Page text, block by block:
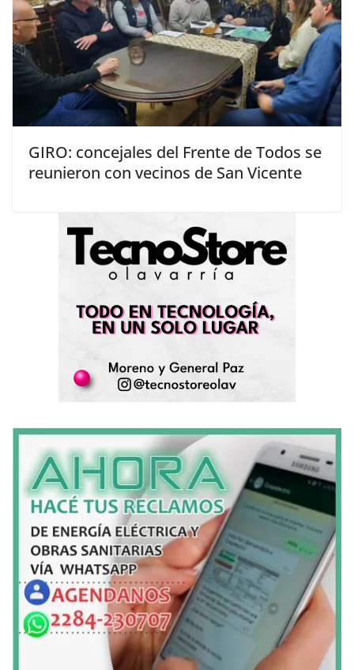
GIRO: concejales del Frente de Todos se
reunieron con vecinos de San Vicente